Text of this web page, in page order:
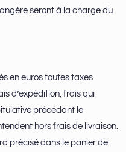
seront à la charge du
en euros toutes taxes
d’expédition, frais qui
précédant le
hors frais de livraison.
précisé dans le panier de